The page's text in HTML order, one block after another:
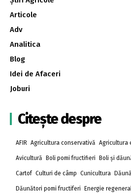
Articole
Adv
Analitica
Blog
Idei de Afaceri
Joburi
Citește despre
AFIR Agricultura conservativă Agricultura
Avicultură Boli pomi fructifieri Boli și
Cartof Culturi de câmp Cunicultura
Dăunători pomi fructiferi Energie